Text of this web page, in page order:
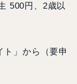
500円、2歳以
」から（要申